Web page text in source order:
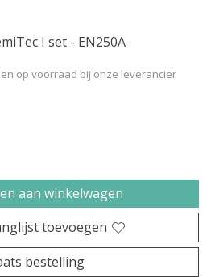
I set - EN250A
op voorraad bij onze leverancier
aan winkelwagen
toevoegen
bestelling